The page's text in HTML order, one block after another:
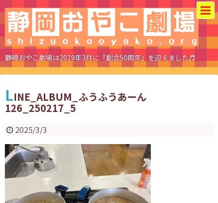
静岡おやこ劇場は2019年3月に『創立50周年』を迎えました♬
LINE_ALBUM_ふうふうあーん
126_250217_5
2025/3/3